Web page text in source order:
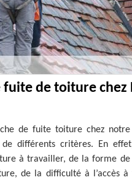
fuite de toiture chez
de fuite toiture chez
différents critères. En
à travailler, de la forme
de la difficulté à l’accès